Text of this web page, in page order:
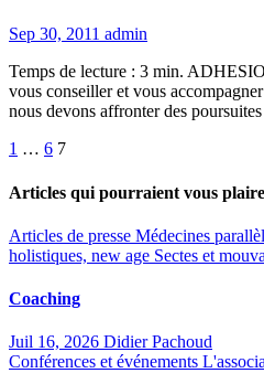
Sep 30, 2011 admin
Temps de lecture : 3 min.
vous conseiller et vous
nous devons affronter des
Pagination
des
1 … 6 7
Articles qui pourraient vous plaire
Articles de presse Médecines
holistiques, new age Sectes et
Coaching
Juil 16, 2026 Didier Pachoud
Conférences et événements